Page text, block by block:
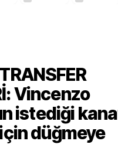
Vincenzo
istediği
düğmeye